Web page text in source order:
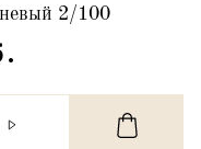
2/100